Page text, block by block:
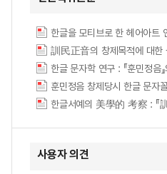
한글을 모티브로 한 헤어
訓民正音의 창제목적에 대한
한글 문자학 연구 : 『훈민
훈민정음 창제당시 한글
한글서예의 美學的 考察 :
사용자 의견